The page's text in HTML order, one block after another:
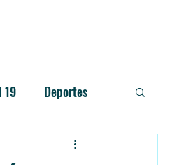
19 Deportes